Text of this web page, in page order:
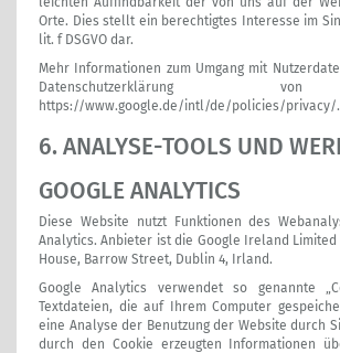
Orte. Dies stellt ein berechtigtes Interesse im
lit. f DSGVO dar.
Mehr Informationen zum Umgang mit
Datenschutzerklärung
https://www.google.de/intl/de/policies/privacy/.
6. ANALYSE-TOOLS UND
GOOGLE ANALYTICS
Diese Website nutzt Funktionen des
Analytics. Anbieter ist die Google Ireland Limited
House, Barrow Street, Dublin 4, Irland.
Google Analytics verwendet so genannte
Textdateien, die auf Ihrem Computer
eine Analyse der Benutzung der Website durch
durch den Cookie erzeugten Informationen